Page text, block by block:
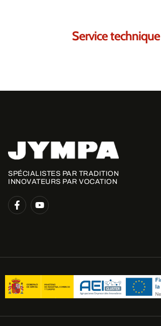
Service technique
SPÉCIALISTES PAR TRADITION
INNOVATEURS PAR VOCATION